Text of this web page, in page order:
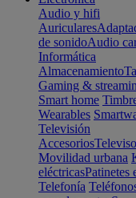
Audio y hifi
Auriculares
de sonidoAudio
Informática
Almacenamiento
Gaming &
Smart home
Wearables
Televisión
Accesorios
Movilidad urbana
eléctricasPatinetes
Telefonía